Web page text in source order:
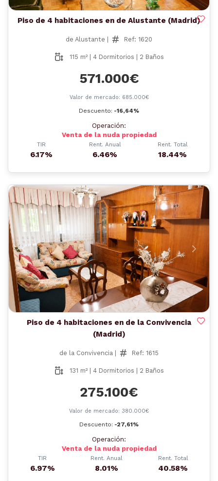
Piso de 4 habitaciones en de Alustante (Madrid)
de Alustante | Ref: 1620
115 m² | 4 Dormitorios | 2 Baños
571.000€
Valor de mercado: 685.000€
Descuento: -16,64%
Operación:
Venta de la nuda propiedad
TIR
6.17%
Rent. Anual
6.46%
Rent. Total
18.44%
Anterior
Piso de 4 habitaciones en de la Convivencia
(Madrid)
de la Convivencia | Ref: 1615
131 m² | 4 Dormitorios | 2 Baños
275.100€
Valor de mercado: 380.000€
Descuento: -27,61%
Operación:
Venta de la nuda propiedad
TIR
6.97%
Rent. Anual
8.01%
Rent. Total
40.58%